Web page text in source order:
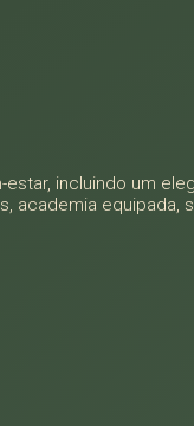
incluindo um
equipada,